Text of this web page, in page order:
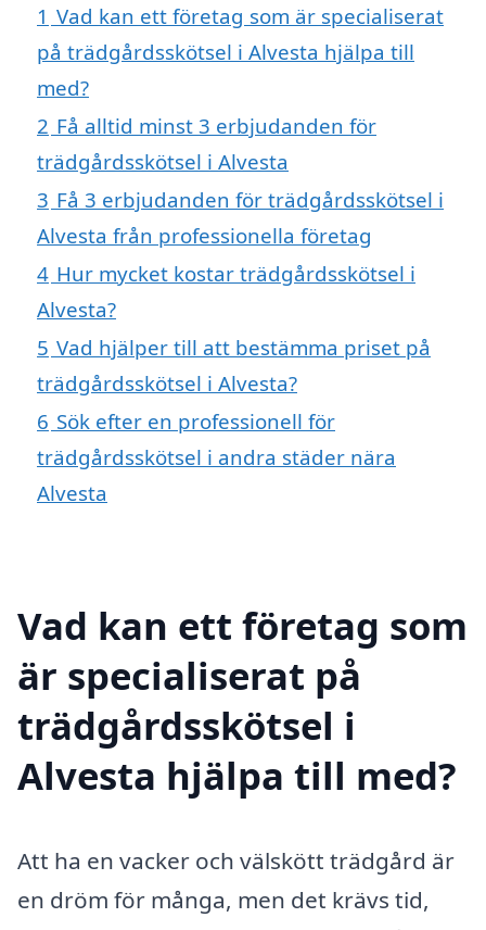
1 Vad kan ett företag som är specialiserat
på trädgårdsskötsel i Alvesta hjälpa till
med?
2 Få alltid minst 3 erbjudanden för
trädgårdsskötsel i Alvesta
3 Få 3 erbjudanden för trädgårdsskötsel i
Alvesta från professionella företag
4 Hur mycket kostar trädgårdsskötsel i
Alvesta?
5 Vad hjälper till att bestämma priset på
trädgårdsskötsel i Alvesta?
6 Sök efter en professionell för
trädgårdsskötsel i andra städer nära
Alvesta
Vad kan ett företag som
är specialiserat på
trädgårdsskötsel i
Alvesta hjälpa till med?
Att ha en vacker och välskött trädgård är
en dröm för många, men det krävs tid,